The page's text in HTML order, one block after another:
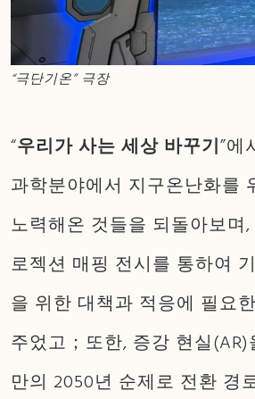
“극단기온” 극장
“우리가 사는 세상 바꾸기”에
과학분야에서 지구온난화를
노력해온 것들을 되돌아보며
로젝션 매핑 전시를 통하여
을 위한 대책과 적응에 필요
주었고；또한, 증강 현실
만의 2050년 순제로 전환 경